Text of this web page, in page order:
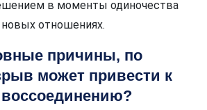
в моменты одиночества
отношениях.
причины, по
может привести к